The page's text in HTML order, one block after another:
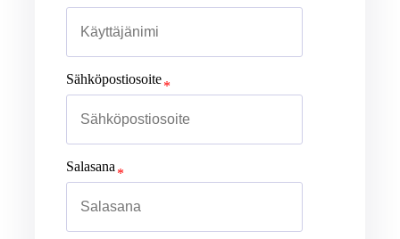
Sähköpostiosoite
Salasana